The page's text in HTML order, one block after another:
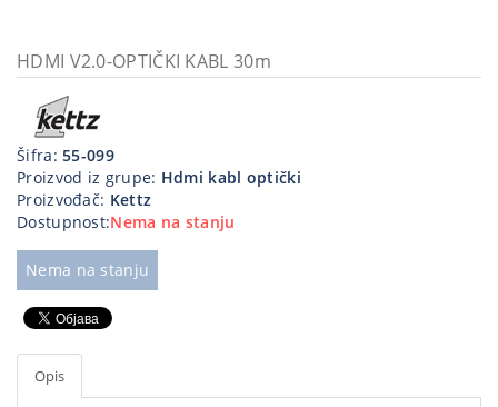
priključci
Kućna
tehnika
Poslovna
oprema,računari
program
HDMI V2.0-OPTIČKI KABL 30m
Šifra:55-099
Proizvod iz grupe: Hdmi kabl optički
Proizvođač: Kettz
Dostupnost:Nema na stanju
Nema na stanju
Opis